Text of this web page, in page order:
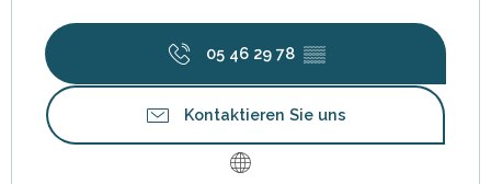
05 46 29 78 ▒▒
Kontaktieren Sie uns